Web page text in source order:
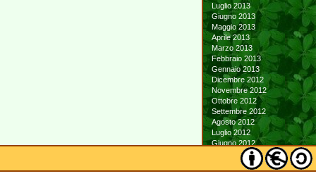
Luglio 2013
Giugno 2013
Maggio 2013
Aprile 2013
Marzo 2013
Febbraio 2013
Gennaio 2013
Dicembre 2012
Novembre 2012
Ottobre 2012
Settembre 2012
Agosto 2012
Luglio 2012
Giugno 2012
Maggio 2012
Aprile 2012